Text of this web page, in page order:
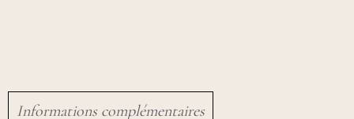
Informations complémentaires